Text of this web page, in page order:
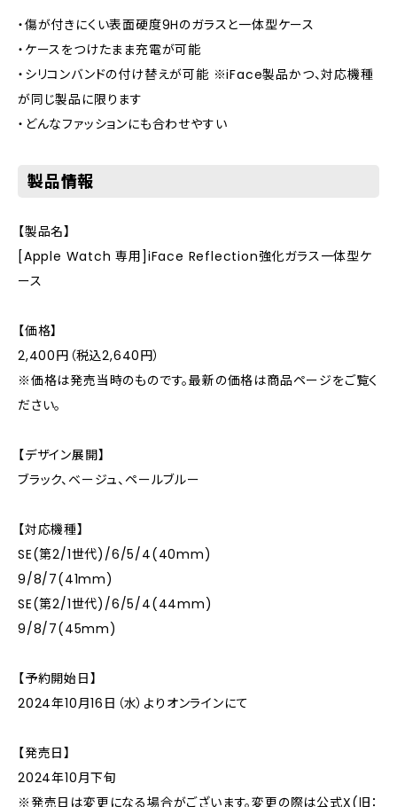
・傷が付きにくい表面硬度9Hのガラスと一体型ケース
・ケースをつけたまま充電が可能
・シリコンバンドの付け替えが可能 ※iFace製品かつ、対応機種
が同じ製品に限ります
・どんなファッションにも合わせやすい
製品情報
【製品名】
[Apple Watch 専用]iFace Reflection強化ガラス一体型ケ
ース
【価格】
2,400円（税込2,640円）
※価格は発売当時のものです。最新の価格は商品ページをご覧く
ださい。
【デザイン展開】
ブラック、ベージュ、ペールブルー
【対応機種】
SE(第2/1世代)/6/5/4(40mm)
9/8/7(41mm)
SE(第2/1世代)/6/5/4(44mm)
9/8/7(45mm)
【予約開始日】
2024年10月16日（水）よりオンラインにて
【発売日】
2024年10月下旬
※発売日は変更になる場合がございます。変更の際は公式X(旧：